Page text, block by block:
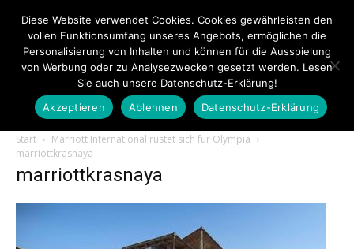
Touristiknews.de
Start
Marriott International rüstet sich für Olympia
marriottkrasnaya
marriottkrasnaya
Diese Website verwendet Cookies. Cookies gewährleisten den
vollen Funktionsumfang unseres Angebots, ermöglichen die
Personalisierung von Inhalten und können für die Ausspielung
von Werbung oder zu Analysezwecken gesetzt werden. Lesen
Sie auch unsere Datenschutz-Erklärung!
Akzeptieren
Ablehnen Datenschutz-Erklärung